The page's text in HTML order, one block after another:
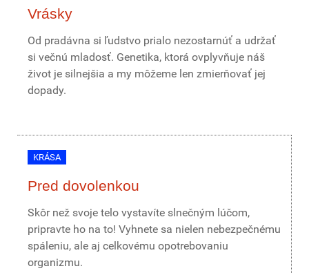
Vrásky
Od pradávna si ľudstvo prialo nezostarnúť a udržať
si večnú mladosť. Genetika, ktorá ovplyvňuje náš
život je silnejšia a my môžeme len zmierňovať jej
dopady.
KRÁSA
Pred dovolenkou
Skôr než svoje telo vystavíte slnečným lúčom,
pripravte ho na to! Vyhnete sa nielen nebezpečnému
spáleniu, ale aj celkovému opotrebovaniu
organizmu.